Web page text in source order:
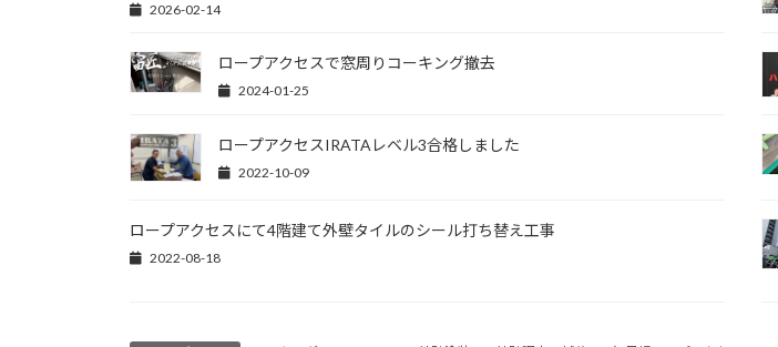
2026-02-14
ロープアクセスで窓周りコーキング撤去
2024-01-25
ロープアクセスIRATAレベル3合格しました
2022-10-09
ロープアクセスにて4階建て外壁タイルのシール打ち替え工事
2022-08-18